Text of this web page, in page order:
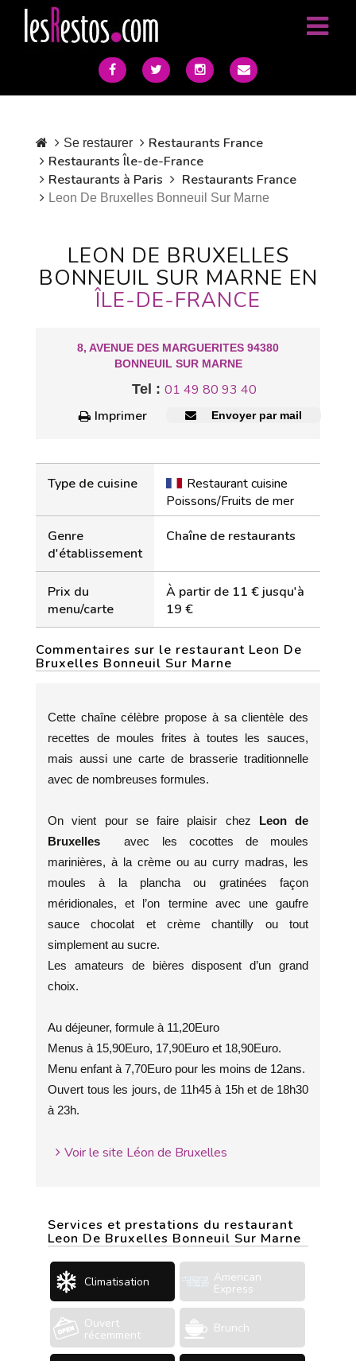
Se restaurer
Restaurants France
Restaurants Île-de-France
Restaurants à Paris
Restaurants France
Leon De Bruxelles Bonneuil Sur Marne
LEON DE BRUXELLES
BONNEUIL SUR MARNE EN
ÎLE-DE-FRANCE
8, AVENUE DES MARGUERITES 94380
BONNEUIL SUR MARNE
Tel : 01 49 80 93 40
Imprimer
Envoyer par mail
Type de cuisine
Restaurant cuisine
Poissons/Fruits de mer
Genre
d'établissement
Chaîne de restaurants
Prix du
menu/carte
À partir de 11 € jusqu'à
19 €
Commentaires sur le restaurant Leon De
Bruxelles Bonneuil Sur Marne
Cette chaîne célèbre propose à sa clientèle des
recettes de moules frites à toutes les sauces,
mais aussi une carte de brasserie traditionnelle
avec de nombreuses formules.
On vient pour se faire plaisir chez Leon de
Bruxelles
avec les cocottes de moules
marinières, à la crème ou au curry madras, les
moules à la plancha ou gratinées façon
méridionales, et l’on termine avec une gaufre
sauce chocolat et crème chantilly ou tout
simplement au sucre.
Les amateurs de bières disposent d’un grand
choix.
Au déjeuner, formule à 11,20Euro
Menus à 15,90Euro, 17,90Euro et 18,90Euro.
Menu enfant à 7,70Euro pour les moins de 12ans.
Ouvert tous les jours, de 11h45 à 15h et de 18h30
à 23h.
Voir le site Léon de Bruxelles
Services et prestations du restaurant
Leon De Bruxelles Bonneuil Sur Marne
Climatisation American
Express
Ouvert
récemment Brunch